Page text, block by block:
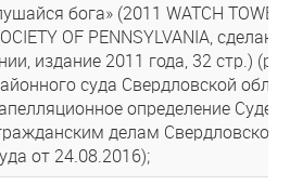
бога» (2011 WATCH TOWER
OF PENNSYLVANIA, сделано
издание 2011 года, 32 стр.)
суда Свердловской
определение
делам Свердловского
от 24.08.2016);